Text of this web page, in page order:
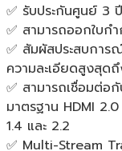
✅ รับประกันศูนย์ 3 ปี
✅ สามารถออกใบก
✅ สัมผัสประสบการ
ความละเอียดสูงสุด
✅ สามารถเชื่อมต่
มาตรฐาน HDMI
1.4 และ 2.2
✅ Multi-Stream